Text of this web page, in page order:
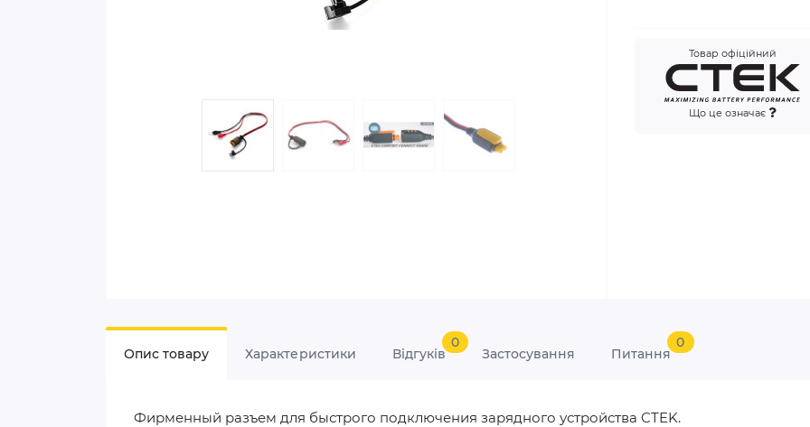
Товар офіційний
Що це означає
Опис товару Характеристики Відгуків
0
Застосування Питання
0
Фирменный разъем для быстрого подключения зарядного устройства CTEK.